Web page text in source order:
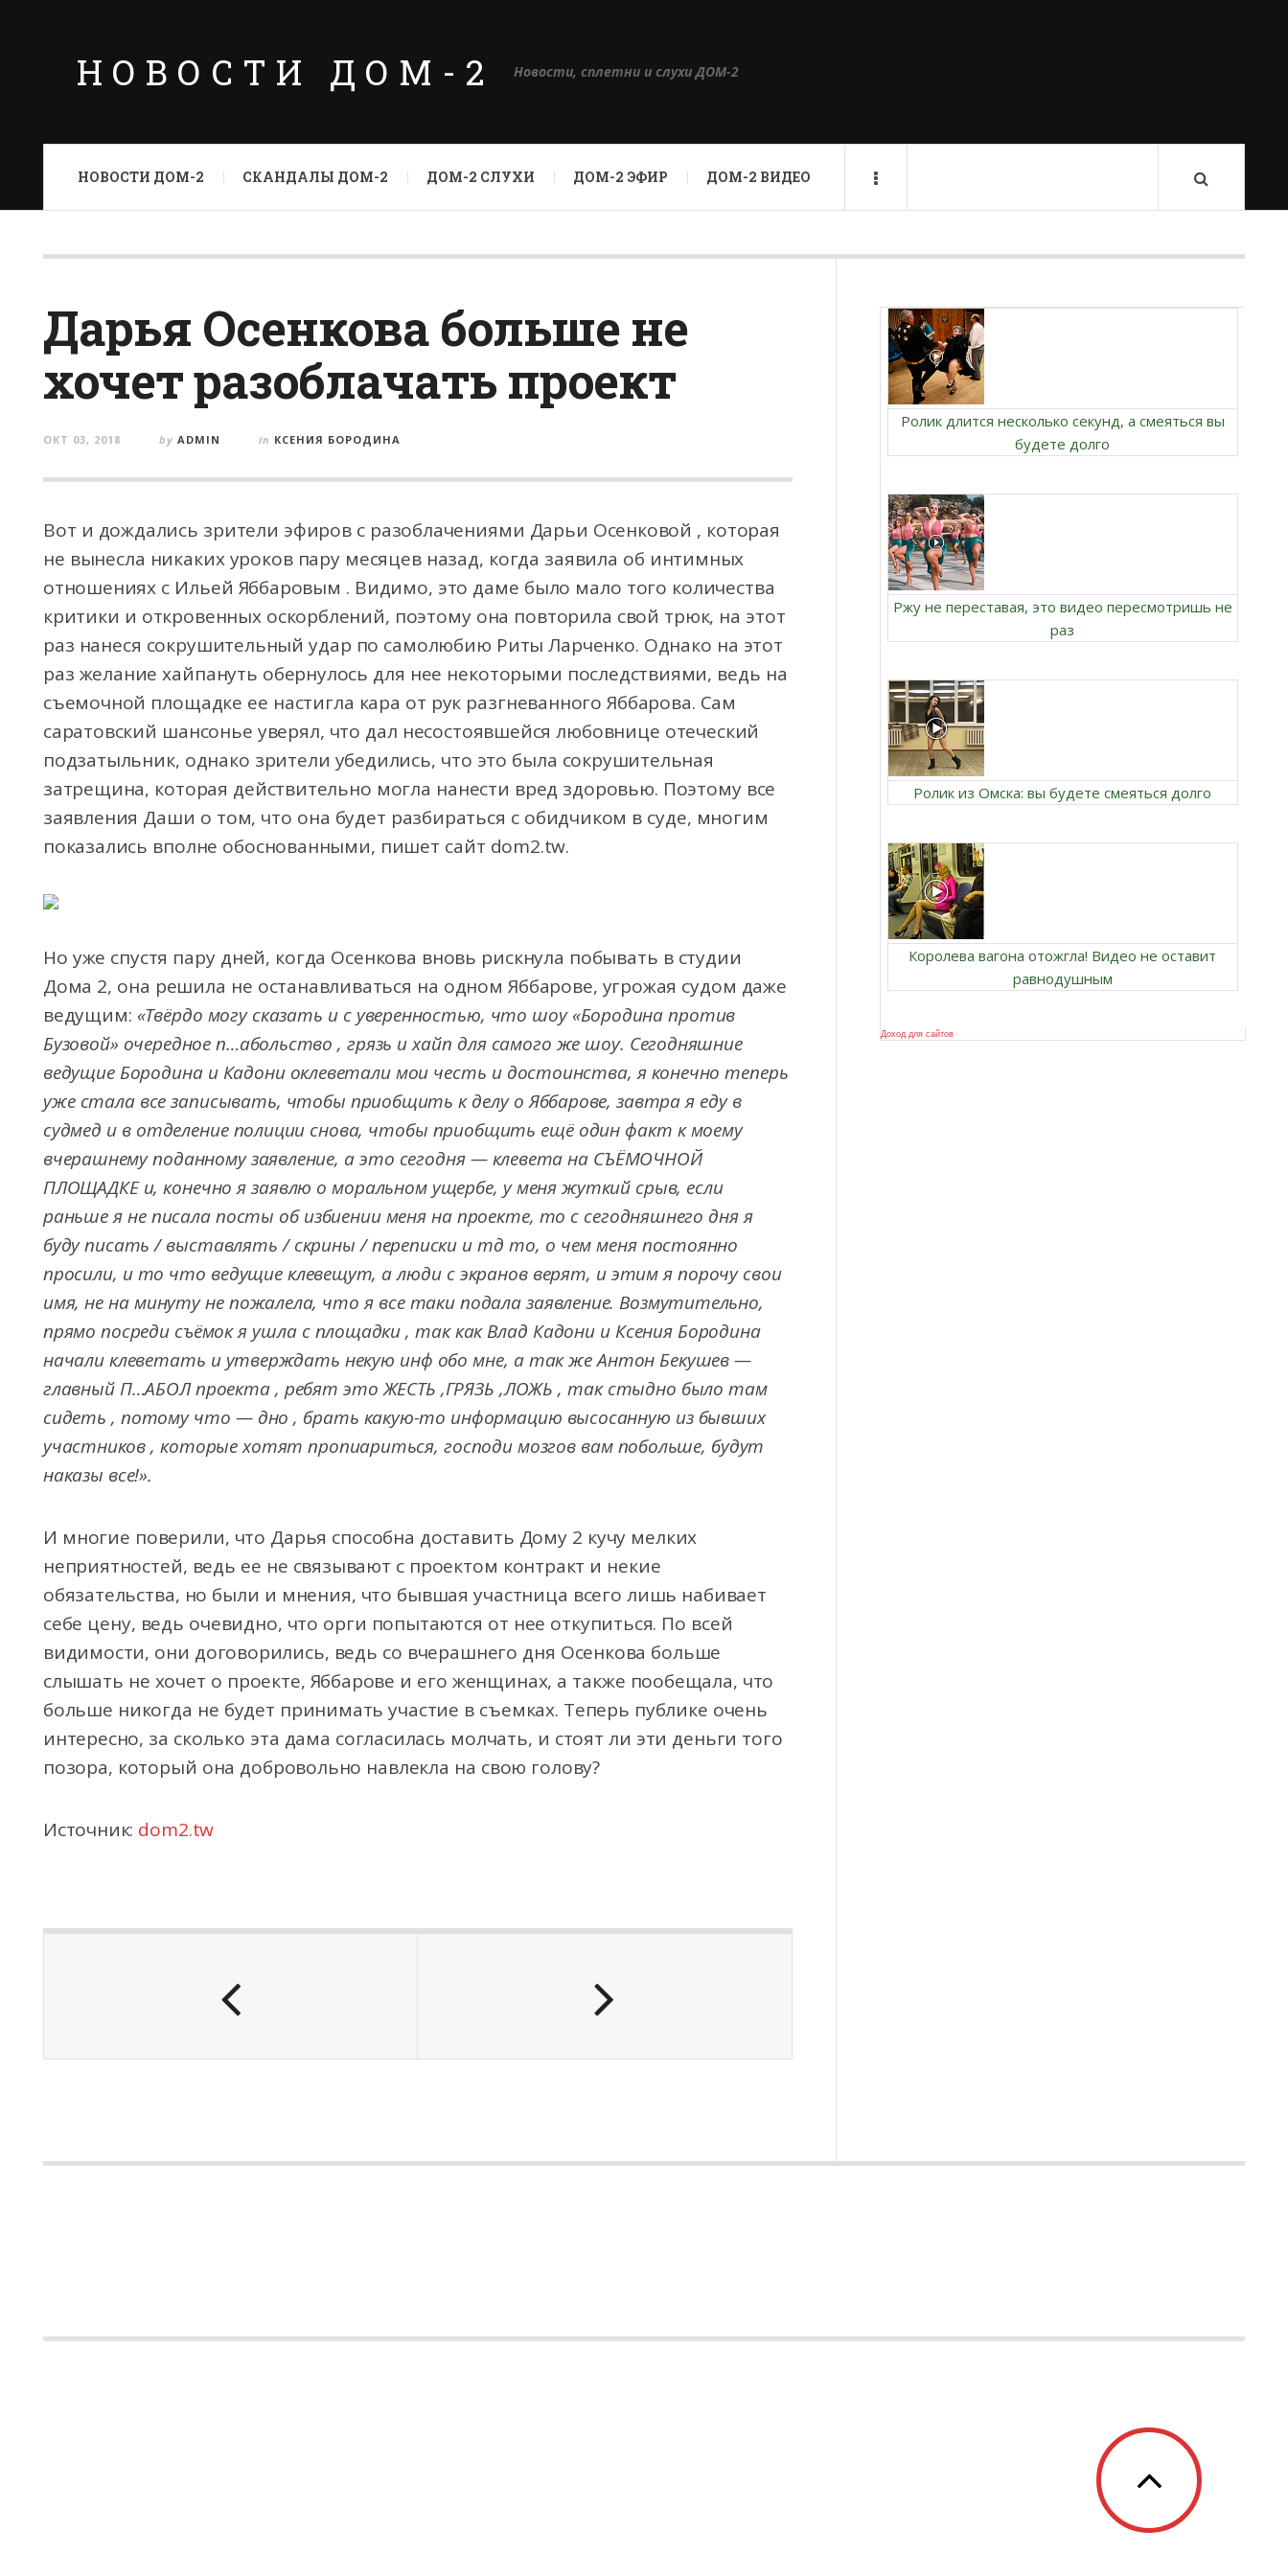
НОВОСТИ ДОМ-2 Новости, сплетни и слухи ДОМ-2
НОВОСТИ ДОМ-2 СКАНДАЛЫ ДОМ-2 ДОМ-2 СЛУХИ ДОМ-2 ЭФИР ДОМ-2 ВИДЕО
Дарья Осенкова больше не
хочет разоблачать проект
ОКТ 03, 2018 by ADMIN in КСЕНИЯ БОРОДИНА
Вот и дождались зрители эфиров с разоблачениями Дарьи Осенковой , которая
не вынесла никаких уроков пару месяцев назад, когда заявила об интимных
отношениях с Ильей Яббаровым . Видимо, это даме было мало того количества
критики и откровенных оскорблений, поэтому она повторила свой трюк, на этот
раз нанеся сокрушительный удар по самолюбию Риты Ларченко. Однако на этот
раз желание хайпануть обернулось для нее некоторыми последствиями, ведь на
съемочной площадке ее настигла кара от рук разгневанного Яббарова. Сам
саратовский шансонье уверял, что дал несостоявшейся любовнице отеческий
подзатыльник, однако зрители убедились, что это была сокрушительная
затрещина, которая действительно могла нанести вред здоровью. Поэтому все
заявления Даши о том, что она будет разбираться с обидчиком в суде, многим
показались вполне обоснованными, пишет сайт dom2.tw.
Но уже спустя пару дней, когда Осенкова вновь рискнула побывать в студии
Дома 2, она решила не останавливаться на одном Яббарове, угрожая судом даже
ведущим: «Твёрдо могу сказать и с уверенностью, что шоу «Бородина против
Бузовой» очередное п…абольство , грязь и хайп для самого же шоу. Сегодняшние
ведущие Бородина и Кадони оклеветали мои честь и достоинства, я конечно теперь
уже стала все записывать, чтобы приобщить к делу о Яббарове, завтра я еду в
судмед и в отделение полиции снова, чтобы приобщить ещё один факт к моему
вчерашнему поданному заявление, а это сегодня — клевета на СЪЁМОЧНОЙ
ПЛОЩАДКЕ и, конечно я заявлю о моральном ущербе, у меня жуткий срыв, если
раньше я не писала посты об избиении меня на проекте, то с сегодняшнего дня я
буду писать / выставлять / скрины / переписки и тд то, о чем меня постоянно
просили, и то что ведущие клевещут, а люди с экранов верят, и этим я порочу свои
имя, не на минуту не пожалела, что я все таки подала заявление. Возмутительно,
прямо посреди съёмок я ушла с площадки , так как Влад Кадони и Ксения Бородина
начали клеветать и утверждать некую инф обо мне, а так же Антон Бекушев —
главный П…АБОЛ проекта , ребят это ЖЕСТЬ ,ГРЯЗЬ ,ЛОЖЬ , так стыдно было там
сидеть , потому что — дно , брать какую-то информацию высосанную из бывших
участников , которые хотят пропиариться, господи мозгов вам побольше, будут
наказы все!».
И многие поверили, что Дарья способна доставить Дому 2 кучу мелких
неприятностей, ведь ее не связывают с проектом контракт и некие
обязательства, но были и мнения, что бывшая участница всего лишь набивает
себе цену, ведь очевидно, что орги попытаются от нее откупиться. По всей
видимости, они договорились, ведь со вчерашнего дня Осенкова больше
слышать не хочет о проекте, Яббарове и его женщинах, а также пообещала, что
больше никогда не будет принимать участие в съемках. Теперь публике очень
интересно, за сколько эта дама согласилась молчать, и стоят ли эти деньги того
позора, который она добровольно навлекла на свою голову?
Источник: dom2.tw
Ролик длится несколько секунд, а смеяться вы
будете долго
Ржу не переставая, это видео пересмотришь не
раз
Ролик из Омска: вы будете смеяться долго
Королева вагона отожгла! Видео не оставит
равнодушным
Доход для сайтов